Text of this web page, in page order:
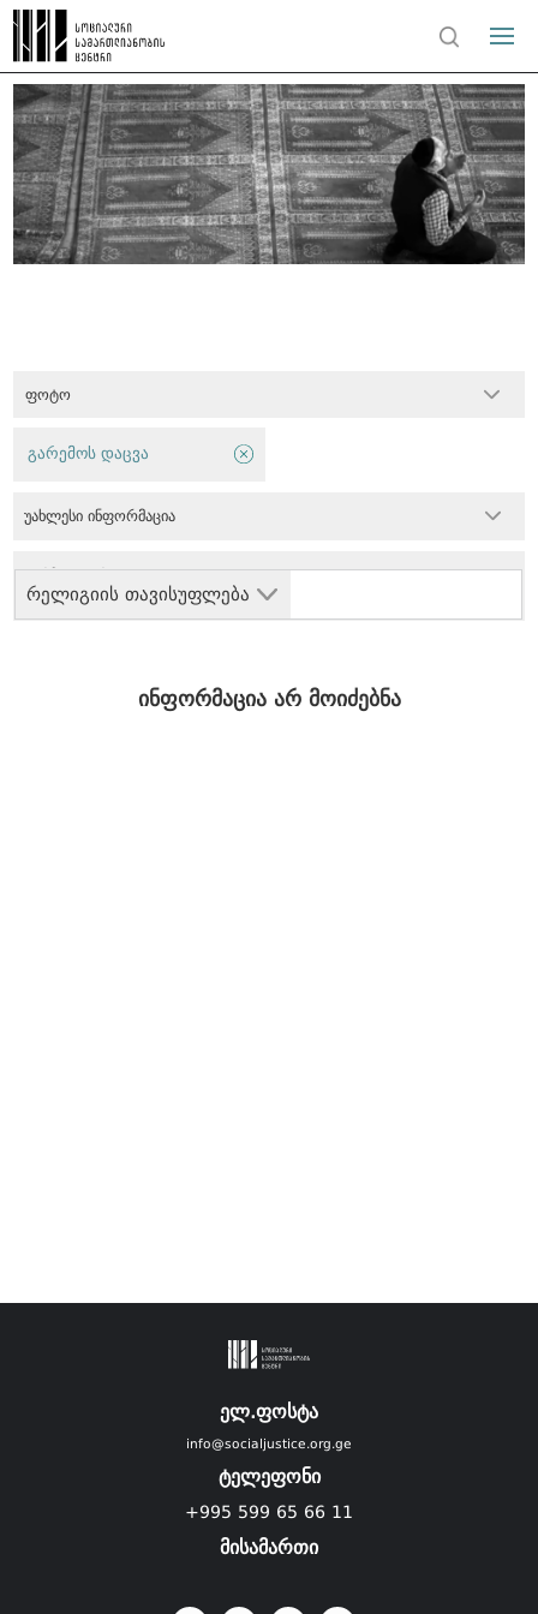
ფოტო
რელიგიის თავისუფლება
გარემოს დაცვა
უახლესი ინფორმაცია
ინფორმაცია არ მოიძებნა
ელ.ფოსტა
info@socialjustice.org.ge
ტელეფონი
+995 599 65 66 11
მისამართი